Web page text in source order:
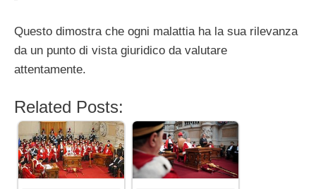
Questo dimostra che ogni malattia ha la sua rilevanza
da un punto di vista giuridico da valutare
attentamente.
Related Posts: